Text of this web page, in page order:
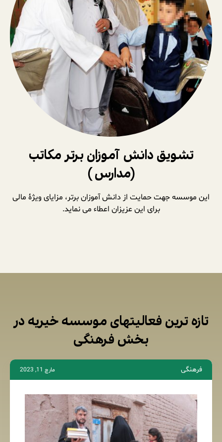
تشویق دانش آموزان برتر مکاتب
(مدارس )
این موسسه جهت حمایت از دانش آموزان برتر، مزایای ویژۀ مالی
برای این عزیزان اعطاء می نماید.
تازه ترین فعالیتهای موسسه خیریه در
بخش فرهنگی
فرهنگی مارچ 11, 2023